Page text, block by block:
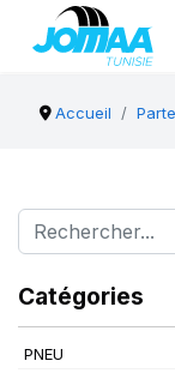
Accueil
Catégories
PNEU